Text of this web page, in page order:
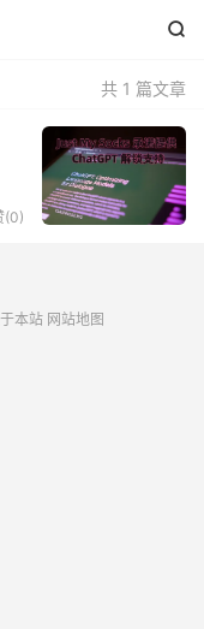

共 1 篇文章
(0)
本站 网站地图